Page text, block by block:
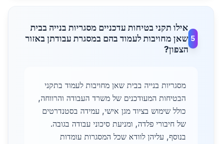
5
אילו תקני בטיחות עדכניים מסגריות בנייה בבית
שאן מחויבות לעמוד בהם במסגרת עבודתן באזור
הצפון?
מסגריות בנייה בבית שאן מחויבות לעמוד בתקני
הבטיחות המעודכנים של משרד העבודה והרווחה,
כולל שימוש בציוד מגן אישי, עמידה בסטנדרטים
של חיבורי פלדה, ומניעת סיכוני עבודה בגובה.
בנוסף, עליהן לוודא שכל המסגרות עומדות